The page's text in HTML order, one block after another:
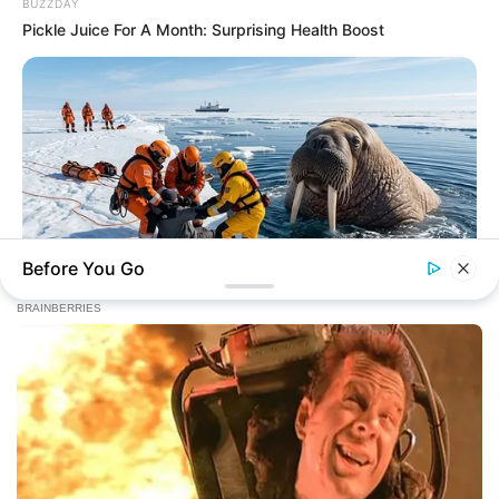
BUZZDAY
Pickle Juice For A Month: Surprising Health Boost
BUZZ DAY
He Accepted Death, Then This Animal Did The Unthinkable!
Before You Go